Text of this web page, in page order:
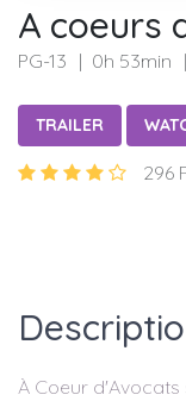
A coeurs
PG-13 0h 53min
TRAILER
296
À Coeur